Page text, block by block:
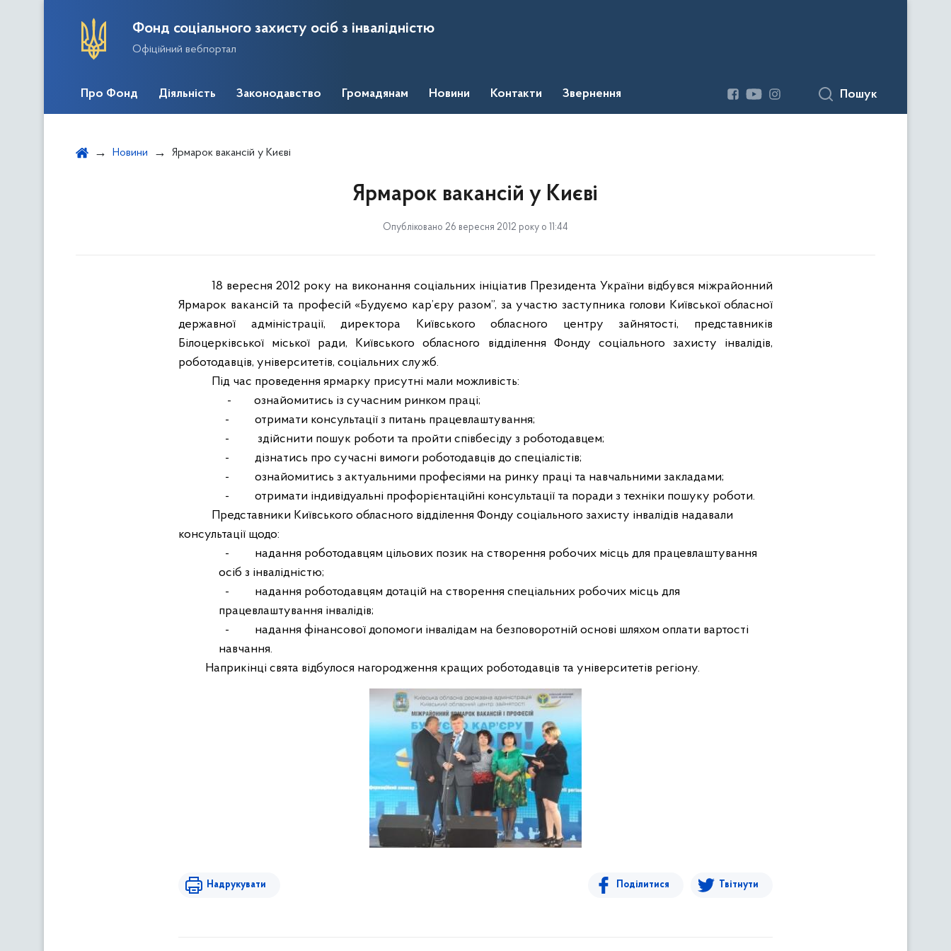
Фонд соціального захисту осіб з інвалідністю
Офіційний вебпортал
Про Фонд Діяльність Законодавство Громадянам Новини Контакти Звернення Пошук
Новини Ярмарок вакансій у Києві
Ярмарок вакансій у Києві
Опубліковано 26 вересня 2012 року о 11:44
18 вересня 2012 року на виконання соціальних ініціатив Президента України відбувся міжрайонний
Ярмарок вакансій та професій «Будуємо кар’єру разом”, за участю заступника голови Київської обласної
державної адміністрації, директора Київського обласного центру зайнятості, представників
Білоцерківської міської ради, Київського обласного відділення Фонду соціального захисту інвалідів,
роботодавців, університетів, соціальних служб.
Під час проведення ярмарку присутні мали можливість:
-
ознайомитись із сучасним ринком праці;
-
отримати консультації з питань працевлаштування;
-
здійснити пошук роботи та пройти співбесіду з роботодавцем;
-
дізнатись про сучасні вимоги роботодавців до спеціалістів;
-
ознайомитись з актуальними професіями на ринку праці та навчальними закладами;
-
отримати індивідуальні профорієнтаційні консультації та поради з техніки пошуку роботи.
Представники Київського обласного відділення Фонду соціального захисту інвалідів надавали
консультації щодо:
-
надання роботодавцям цільових позик на створення робочих місць для працевлаштування
осіб з інвалідністю;
-
надання роботодавцям дотацій на створення спеціальних робочих місць для
працевлаштування інвалідів;
-
надання фінансової допомоги інвалідам на безповоротній основі шляхом оплати вартості
навчання.
Наприкінці свята відбулося нагородження кращих роботодавців та університетів регіону.
Надрукувати Поділитися Твітнути